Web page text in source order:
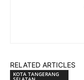
RELATED ARTICLES
KOTA TANGERANG